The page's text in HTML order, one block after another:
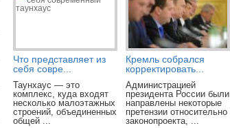
Что представляет из
себя совре...
Таунхаус — это
комплекс, куда входят
несколько малоэтажных
строений, объединенных
общей ...
Кремль собрался
корректировать...
Администрацией
президента России были
направлены некоторые
претензии относительно
законопроекта, ...